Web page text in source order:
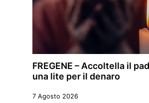
FREGENE – Accoltella il
una lite per il denaro
7 Agosto 2026